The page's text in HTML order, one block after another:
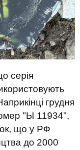
серія
грудня
"Ы 11934",
що у РФ
до 2000